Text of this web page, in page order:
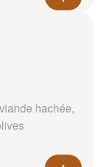
hachée,